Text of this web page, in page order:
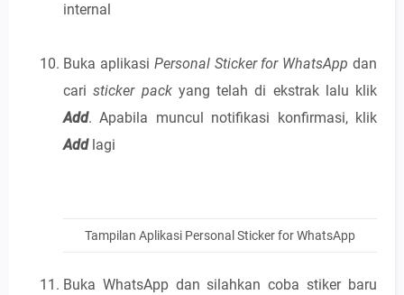
internal
Buka aplikasi Personal Sticker for WhatsApp dan
caristicker pack yang telah di ekstrak lalu klik
Add. Apabila muncul notifikasi konfirmasi, klik
Addlagi
Tampilan Aplikasi Personal Sticker for WhatsApp
Buka WhatsApp dan silahkan coba stiker baru